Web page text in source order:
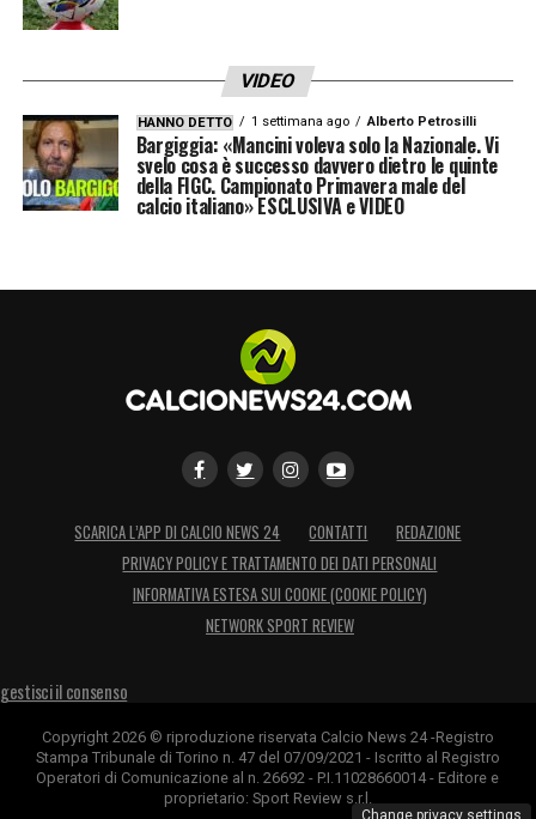
VIDEO
HANNO DETTO 1 settimana ago Alberto Petrosilli
Bargiggia: «Mancini voleva solo la Nazionale. Vi
svelo cosa è successo davvero dietro le quinte
della FIGC. Campionato Primavera male del
calcio italiano» ESCLUSIVA e VIDEO
SCARICA L’APP DI CALCIO NEWS 24 CONTATTI
REDAZIONE
PRIVACY POLICY E TRATTAMENTO DEI DATI PERSONALI
INFORMATIVA ESTESA SUI COOKIE (COOKIE POLICY)
NETWORK SPORT REVIEW
gestisci il consenso
Copyright 2026 © riproduzione riservata Calcio News 24 -Registro
Stampa Tribunale di Torino n. 47 del 07/09/2021 - Iscritto al Registro
Operatori di Comunicazione al n. 26692 - P.I.11028660014 - Editore e
proprietario: Sport Review s.r.l.
Change privacy settings